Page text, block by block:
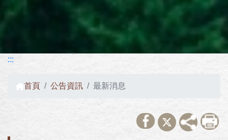
:::
首頁 公告資訊 最新消息